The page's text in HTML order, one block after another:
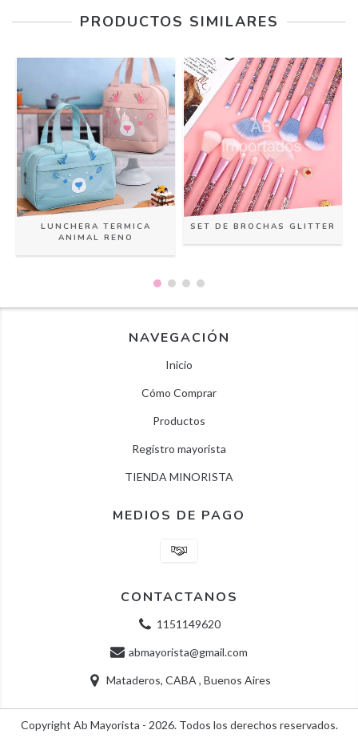
PRODUCTOS SIMILARES
LUNCHERA TERMICA
ANIMAL RENO
SET DE BROCHAS GLITTER
NAVEGACIÓN
Inicio
Cómo Comprar
Productos
Registro mayorista
TIENDA MINORISTA
MEDIOS DE PAGO
CONTACTANOS
1151149620
abmayorista@gmail.com
Mataderos, CABA , Buenos Aires
Copyright Ab Mayorista - 2026. Todos los derechos reservados.